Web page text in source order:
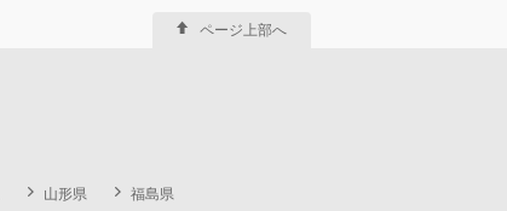
山形県
福島県
ページ上部へ